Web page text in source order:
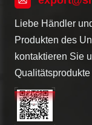
Liebe Händler
Produkten des
kontaktieren Sie